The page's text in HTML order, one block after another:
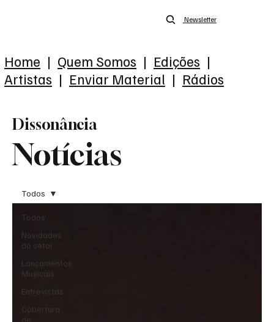
Newsletter
Home | Quem Somos | Edições |
Artistas | Enviar Material | Rádios
Notícias
Dissonância
Todos
Novidades
do setor
Lançamentos
Musicais
Entrevistas
Cobertura
de
Todos